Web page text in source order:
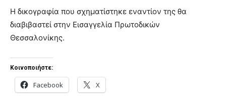
Η δικογραφία που σχηματίστηκε εναντίον της θα
διαβιβαστεί στην Εισαγγελία Πρωτοδικών
Θεσσαλονίκης.
Κοινοποιήστε:
Facebook X